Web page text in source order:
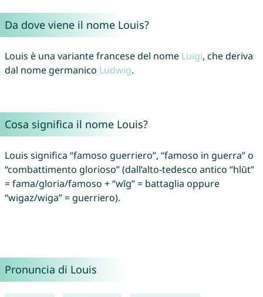
Da dove viene il nome Louis?
Louis è una variante francese del nome Luigi, che deriva
dal nome germanico Ludwig.
Cosa significa il nome Louis?
Louis significa “famoso guerriero”, “famoso in guerra” o
“combattimento glorioso” (dall’alto-tedesco antico “hlūt”
= fama/gloria/famoso + “wīg” = battaglia oppure
“wigaz/wiga” = guerriero).
Pronuncia di Louis